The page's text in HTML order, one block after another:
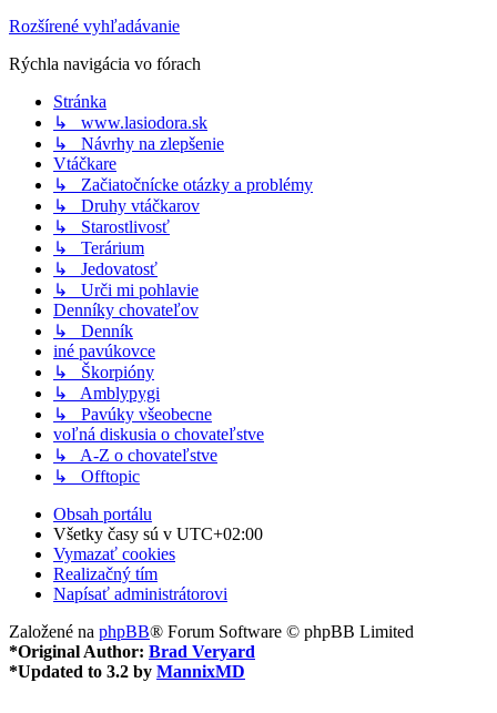
Rozšírené vyhľadávanie
Rýchla navigácia vo fórach
Stránka
↳ www.lasiodora.sk
↳ Návrhy na zlepšenie
Vtáčkare
↳ Začiatočnícke otázky a problémy
↳ Druhy vtáčkarov
↳ Starostlivosť
↳ Terárium
↳ Jedovatosť
↳ Urči mi pohlavie
Denníky chovateľov
↳ Denník
iné pavúkovce
↳ Škorpióny
↳ Amblypygi
↳ Pavúky všeobecne
voľná diskusia o chovateľstve
↳ A-Z o chovateľstve
↳ Offtopic
Obsah portálu
Všetky časy sú v UTC+02:00
Vymazať cookies
Realizačný tím
Napísať administrátorovi
Založené na phpBB® Forum Software © phpBB Limited
*Original Author: Brad Veryard
*Updated to 3.2 by MannixMD